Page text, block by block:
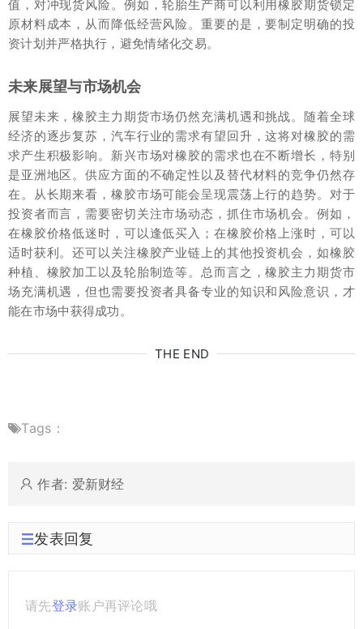
值，对冲现货风险。例如，轮胎生产商可以利用橡胶期货锁定
原材料成本，从而降低经营风险。重要的是，要制定明确的投
资计划并严格执行，避免情绪化交易。
未来展望与市场机会
展望未来，橡胶主力期货市场仍然充满机遇和挑战。随着全球
经济的逐步复苏，汽车行业的需求有望回升，这将对橡胶的需
求产生积极影响。新兴市场对橡胶的需求也在不断增长，特别
是亚洲地区。供应方面的不确定性以及替代材料的竞争仍然存
在。从长期来看，橡胶市场可能会呈现震荡上行的趋势。对于
投资者而言，需要密切关注市场动态，抓住市场机会。例如，
在橡胶价格低迷时，可以逢低买入；在橡胶价格上涨时，可以
适时获利。还可以关注橡胶产业链上的其他投资机会，如橡胶
种植、橡胶加工以及轮胎制造等。总而言之，橡胶主力期货市
场充满机遇，但也需要投资者具备专业的知识和风险意识，才
能在市场中获得成功。
THE END
Tags：
作者: 爱新财经
发表回复
请先登录账户再评论哦